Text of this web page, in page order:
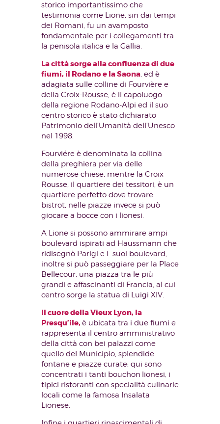
storico importantissimo che
testimonia come Lione, sin dai tempi
dei Romani, fu un avamposto
fondamentale per i collegamenti tra
la penisola italica e la Gallia.
La città sorge alla confluenza di due
fiumi, il Rodano e la Saona, ed è
adagiata sulle colline di Fourvière e
della Croix-Rousse, è il capoluogo
della regione Rodano-Alpi ed il suo
centro storico è stato dichiarato
Patrimonio dell’Umanità dell’Unesco
nel 1998.
Fourviére è denominata la collina
della preghiera per via delle
numerose chiese, mentre la Croix
Rousse, il quartiere dei tessitori, è un
quartiere perfetto dove trovare
bistrot, nelle piazze invece si può
giocare a bocce con i lionesi.
A Lione si possono ammirare ampi
boulevard ispirati ad Haussmann che
ridisegnò Parigi e i suoi boulevard,
inoltre si può passeggiare per la Place
Bellecour, una piazza tra le più
grandi e affascinanti di Francia, al cui
centro sorge la statua di Luigi XIV.
Il cuore della Vieux Lyon, la
Presqu’ile, è ubicata tra i due fiumi e
rappresenta il centro amministrativo
della città con bei palazzi come
quello del Municipio, splendide
fontane e piazze curate; qui sono
concentrati i tanti bouchon lionesi, i
tipici ristoranti con specialità culinarie
locali come la famosa Insalata
Lionese.